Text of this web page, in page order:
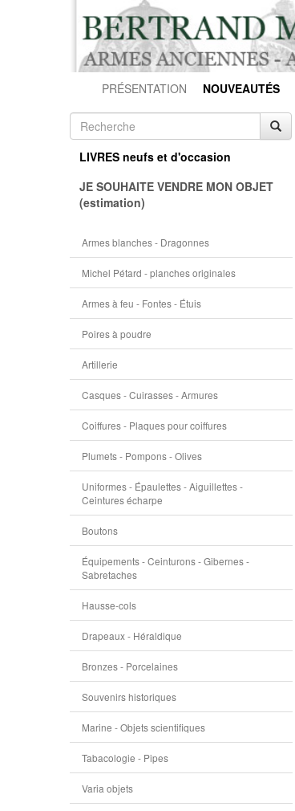
PRÉSENTATION NOUVEAUTÉS
LIVRES neufs et d'occasion
JE SOUHAITE VENDRE MON OBJET
(estimation)
Armes blanches - Dragonnes
Michel Pétard - planches originales
Armes à feu - Fontes - Étuis
Poires à poudre
Artillerie
Casques - Cuirasses - Armures
Coiffures - Plaques pour coiffures
Plumets - Pompons - Olives
Uniformes - Épaulettes - Aiguillettes -
Ceintures écharpe
Boutons
Équipements - Ceinturons - Gibernes -
Sabretaches
Hausse-cols
Drapeaux - Héraldique
Bronzes - Porcelaines
Souvenirs historiques
Marine - Objets scientifiques
Tabacologie - Pipes
Varia objets